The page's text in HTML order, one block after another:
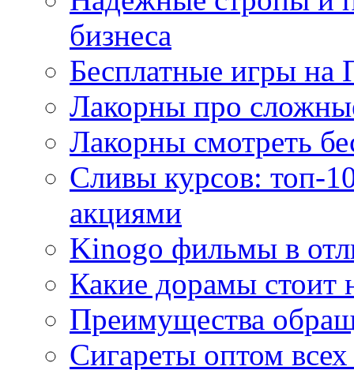
бизнеса
Бесплатные игры на
Лакорны про
Лакорны смотреть
Сливы курсов: топ-
акциями
Kinogo фильмы в
Какие дорамы стоит
Преимущества
Сигареты оптом